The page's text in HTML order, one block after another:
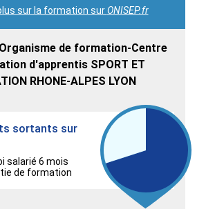
sur la formation surONISEP.fr
Organisme de formation-Centre
d'apprentis SPORT ET
RHONE-ALPES LYON
sortants sur
salarié 6 mois
de formation